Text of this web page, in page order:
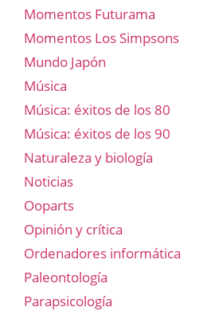
Momentos Futurama
Momentos Los Simpsons
Mundo Japón
Música
Música: éxitos de los 80
Música: éxitos de los 90
Naturaleza y biología
Noticias
Ooparts
Opinión y crítica
Ordenadores informática
Paleontología
Parapsicología